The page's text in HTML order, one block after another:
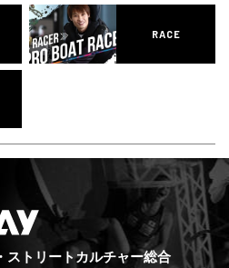
RACE
ストリートカルチャー総合